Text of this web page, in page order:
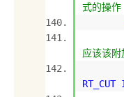
式的
应该该附